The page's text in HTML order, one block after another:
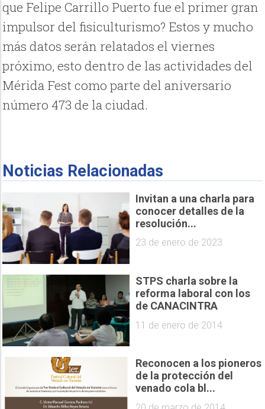
que Felipe Carrillo Puerto fue el primer gran
impulsor del fisiculturismo? Estos y mucho
más datos serán relatados el viernes
próximo, esto dentro de las actividades del
Mérida Fest como parte del aniversario
número 473 de la ciudad.
Noticias Relacionadas
Invitan a una charla para
conocer detalles de la
resolución...
23 de enero de 2023
STPS charla sobre la
reforma laboral con los
de CANACINTRA
11 de enero de 2014
Reconocen a los pioneros
de la protección del
venado cola bl...